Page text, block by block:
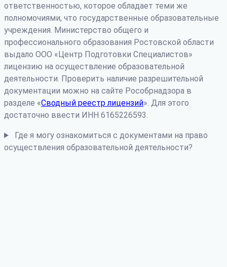
ответственностью, которое обладает теми же
полномочиями, что государственные образовательные
учреждения. Министерство общего и
профессионального образования Ростовской области
выдало ООО «Центр Подготовки Специалистов»
лицензию на осуществление образовательной
деятельности. Проверить наличие разрешительной
документации можно на сайте Рособрнадзора в
разделе «Сводный реестр лицензий». Для этого
достаточно ввести ИНН 6165226593.
Где я могу ознакомиться с документами на право
осуществления образовательной деятельности?